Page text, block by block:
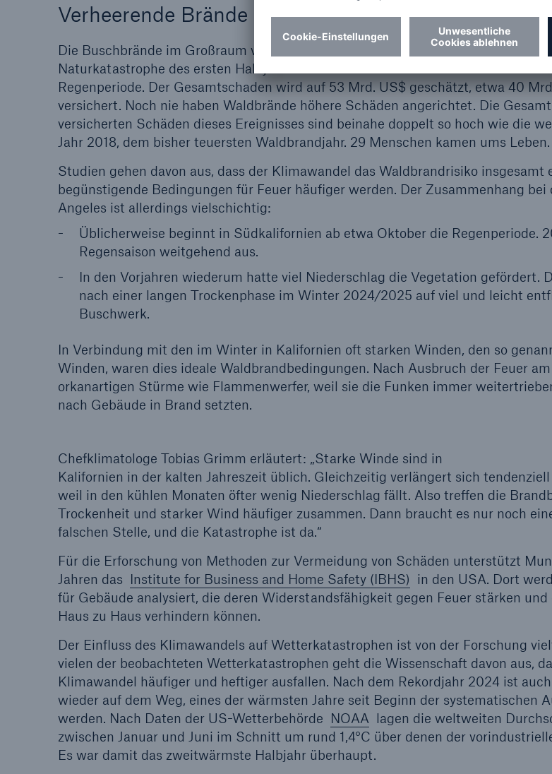
Verheerende Brände bei Los Angeles
Die Buschbrände im Großraum von Los Angeles nach langer Trockenheit
Naturkatastrophe des ersten Halbjahres – und das im Winter während der sonst
Regenperiode. Der Gesamtschaden wird auf 53 Mrd. US$ geschätzt, etwa 40
versichert. Noch nie haben Waldbrände höhere Schäden angerichtet. Die
versicherten Schäden dieses Ereignisses sind beinahe doppelt so hoch wie die
Jahr 2018, dem bisher teuersten Waldbrandjahr. 29 Menschen kamen ums Leben.
Studien gehen davon aus, dass der Klimawandel das Waldbrandrisiko insgesamt
begünstigende Bedingungen für Feuer häufiger werden. Der Zusammenhang bei
Angeles ist allerdings vielschichtig:
Üblicherweise beginnt in Südkalifornien ab etwa Oktober die Regenperiode.
Regensaison weitgehend aus.
In den Vorjahren wiederum hatte viel Niederschlag die Vegetation gefördert.
nach einer langen Trockenphase im Winter 2024/2025 auf viel und leicht
Buschwerk.
In Verbindung mit den im Winter in Kalifornien oft starken Winden, den so
Winden, waren dies ideale Waldbrandbedingungen. Nach Ausbruch der Feuer
orkanartigen Stürme wie Flammenwerfer, weil sie die Funken immer
nach Gebäude in Brand setzten.
Chefklimatologe Tobias Grimm erläutert: „Starke Winde sind in
Kalifornien in der kalten Jahreszeit üblich. Gleichzeitig verlängert sich
weil in den kühlen Monaten öfter wenig Niederschlag fällt. Also treffen die
Trockenheit und starker Wind häufiger zusammen. Dann braucht es nur noch
falschen Stelle, und die Katastrophe ist da.“
Für die Erforschung von Methoden zur Vermeidung von Schäden unterstützt
Jahren das Institute for Business and Home Safety (IBHS) in den USA. Dort
für Gebäude analysiert, die deren Widerstandsfähigkeit gegen Feuer stärken und
Haus zu Haus verhindern können.
Der Einfluss des Klimawandels auf Wetterkatastrophen ist von der Forschung
vielen der beobachteten Wetterkatastrophen geht die Wissenschaft davon aus,
Klimawandel häufiger und heftiger ausfallen. Nach dem Rekordjahr 2024 ist
wieder auf dem Weg, eines der wärmsten Jahre seit Beginn der systematischen
werden. Nach Daten der US-Wetterbehörde NOAA lagen die weltweiten
zwischen Januar und Juni im Schnitt um rund 1,4°C über denen der
Es war damit das zweitwärmste Halbjahr überhaupt.